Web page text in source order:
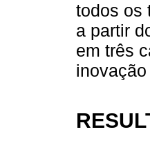
todos os
a partir
em três